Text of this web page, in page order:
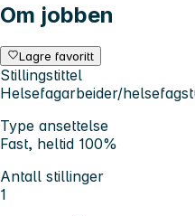
Om jobben
Lagre favoritt
Stillingstittel
Helsefagarbeider/
Type ansettelse
Fast, heltid 100%
Antall stillinger
1